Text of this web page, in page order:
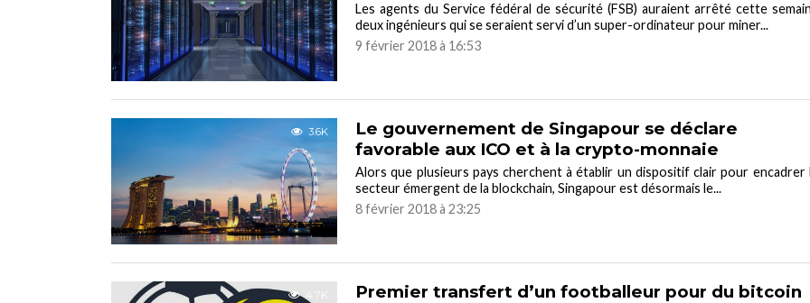
Les agents du Service fédéral de sécurité (FSB) auraient arrêté cette
deux ingénieurs qui se seraient servi d’un super-ordinateur pour miner...
9 février 2018 à 16:53
3.6K
Le gouvernement de Singapour se déclare
favorable aux ICO et à la crypto-monnaie
Alors que plusieurs pays cherchent à établir un dispositif clair pour encadrer
secteur émergent de la blockchain, Singapour est désormais le...
8 février 2018 à 23:25
4.7K Premier transfert d’un footballeur pour du bitcoin